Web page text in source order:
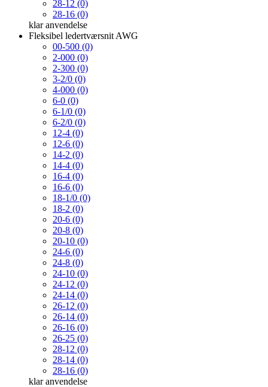
28-12 (0)
28-16 (0)
klar anvendelse
Fleksibel ledertværsnit AWG
00-500 (0)
2-000 (0)
2-300 (0)
3-2/0 (0)
4-000 (0)
6-0 (0)
6-1/0 (0)
6-2/0 (0)
12-4 (0)
12-6 (0)
14-2 (0)
14-4 (0)
16-4 (0)
16-6 (0)
18-1/0 (0)
18-2 (0)
20-6 (0)
20-8 (0)
20-10 (0)
24-6 (0)
24-8 (0)
24-10 (0)
24-12 (0)
24-14 (0)
26-12 (0)
26-14 (0)
26-16 (0)
26-25 (0)
28-12 (0)
28-14 (0)
28-16 (0)
klar anvendelse